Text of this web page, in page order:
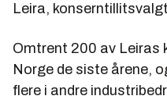
Leira,
Omtrent 200 av Leiras
Norge de siste årene,
flere i andre